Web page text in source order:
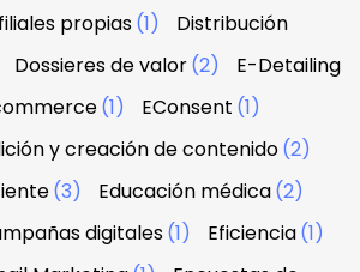
propias(1)
Distribución
Dossieres de valor(2)
E-Detailing
(1) EConsent (1)
y creación de contenido(2)
(3) Educación médica(2)
digitales(1) Eficiencia(1)